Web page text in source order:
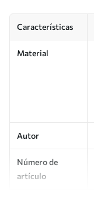
Características
Material
Autor
Número de
artículo